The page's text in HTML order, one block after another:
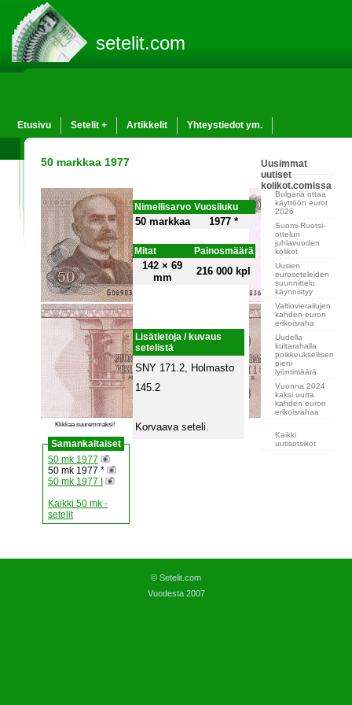
setelit.com
Etusivu Setelit + Artikkelit Yhteystiedot ym.
50 markkaa 1977
Klikkaa suuremmaksi!
Samankaltaiset
50 mk 1977
50 mk 1977 *
50 mk 1977 I
Kaikki 50 mk -
setelit
Nimellisarvo Vuosiluku
50 markkaa 1977 *
Mitat Painosmäärä
142 × 69
mm
216 000 kpl
Lisätietoja / kuvaus
setelistä
SNY 171.2, Holmasto
145.2
Korvaava seteli.
Uusimmat
uutiset
kolikot.comissa
Bulgaria ottaa
käyttöön eurot
2026
Suomi-Ruotsi-
ottelun
juhlavuoden
kolikot
Uusien
euroseteleiden
suunnittelu
käynnistyy
Valtiovierailujen
kahden euron
erikoisraha
Uudella
kultarahalla
poikkeuksellisen
pieni
lyöntimäärä
Vuonna 2024
kaksi uutta
kahden euron
erikoisrahaa
Kaikki
uutisotsikot
© Setelit.com
Vuodesta 2007